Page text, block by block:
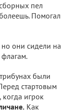
пел
Помогал
но они сидели на
были
стартовым
игрок
Как